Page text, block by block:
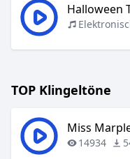
Halloween
TOP Klingeltöne
Miss
14934